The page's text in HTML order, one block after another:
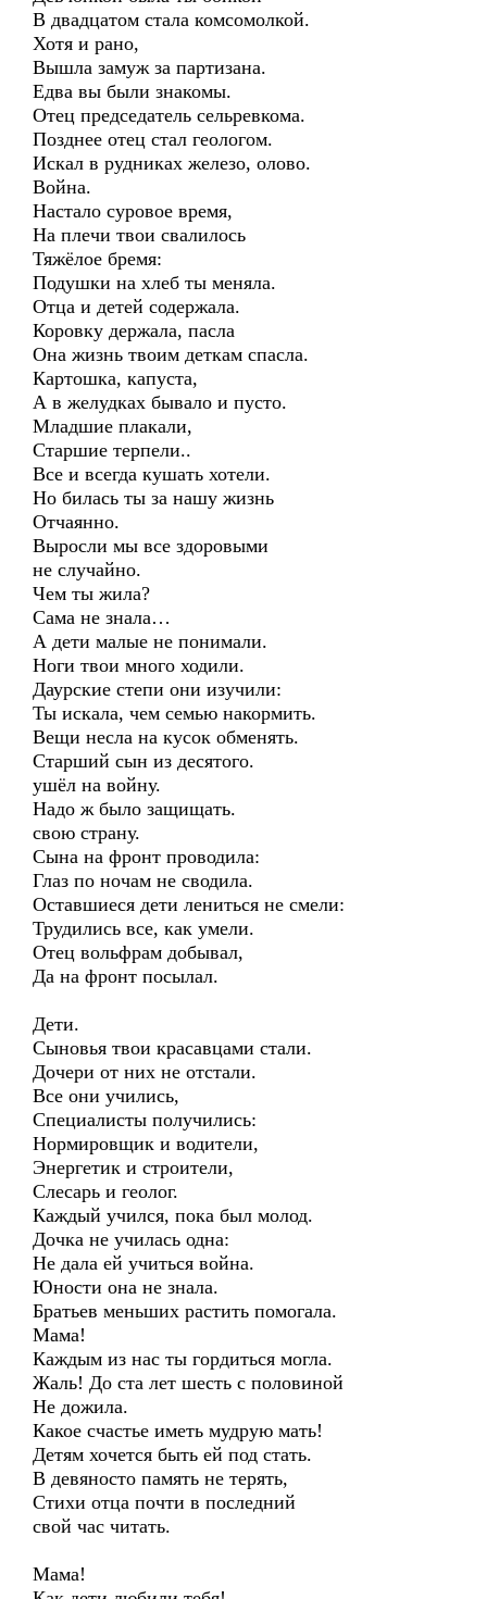
В двадцатом стала комсомолкой.
Хотя и рано,
Вышла замуж за партизана.
Едва вы были знакомы.
Отец председатель сельревкома.
Позднее отец стал геологом.
Искал в рудниках железо, олово.
Война.
Настало суровое время,
На плечи твои свалилось
Тяжёлое бремя:
Подушки на хлеб ты меняла.
Отца и детей содержала.
Коровку держала, пасла
Она жизнь твоим деткам спасла.
Картошка, капуста,
А в желудках бывало и пусто.
Младшие плакали,
Старшие терпели..
Все и всегда кушать хотели.
Но билась ты за нашу жизнь
Отчаянно.
Выросли мы все здоровыми
не случайно.
Чем ты жила?
Сама не знала…
А дети малые не понимали.
Ноги твои много ходили.
Даурские степи они изучили:
Ты искала, чем семью накормить.
Вещи несла на кусок обменять.
Старший сын из десятого.
ушёл на войну.
Надо ж было защищать.
свою страну.
Сына на фронт проводила:
Глаз по ночам не сводила.
Оставшиеся дети лениться не смели:
Трудились все, как умели.
Отец вольфрам добывал,
Да на фронт посылал.
Дети.
Сыновья твои красавцами стали.
Дочери от них не отстали.
Все они учились,
Специалисты получились:
Нормировщик и водители,
Энергетик и строители,
Слесарь и геолог.
Каждый учился, пока был молод.
Дочка не училась одна:
Не дала ей учиться война.
Юности она не знала.
Братьев меньших растить помогала.
Мама!
Каждым из нас ты гордиться могла.
Жаль! До ста лет шесть с половиной
Не дожила.
Какое счастье иметь мудрую мать!
Детям хочется быть ей под стать.
В девяносто память не терять,
Стихи отца почти в последний
свой час читать.
Мама!